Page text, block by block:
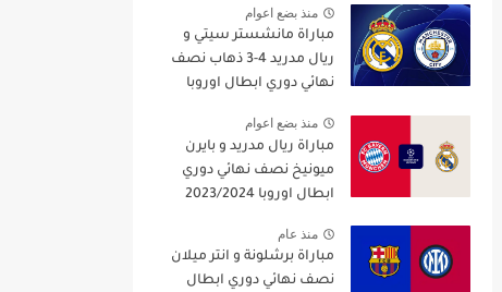
منذ بضع اعوام
مباراة مانشستر سيتي و
ريال مدريد 4-3 ذهاب نصف
نهائي دوري ابطال اوروبا
منذ بضع اعوام
مباراة ريال مدريد و بايرن
ميونيخ نصف نهائي دوري
ابطال اوروبا 2023/2024
منذ عام
مباراة برشلونة و انتر ميلان
نصف نهائي دوري ابطال